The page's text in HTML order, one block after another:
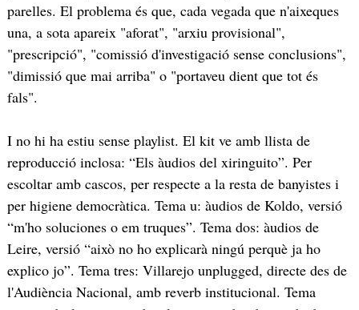
parelles. El problema és que, cada vegada que n'aixeques
una, a sota apareix "aforat", "arxiu provisional",
"prescripció", "comissió d'investigació sense conclusions",
"dimissió que mai arriba" o "portaveu dient que tot és
fals".
I no hi ha estiu sense playlist. El kit ve amb llista de
reproducció inclosa: “Els àudios del xiringuito”. Per
escoltar amb cascos, per respecte a la resta de banyistes i
per higiene democràtica. Tema u: àudios de Koldo, versió
“m'ho soluciones o em truques”. Tema dos: àudios de
Leire, versió “això no ho explicarà ningú perquè ja ho
explico jo”. Tema tres: Villarejo unplugged, directe des de
l'Audiència Nacional, amb reverb institucional. Tema